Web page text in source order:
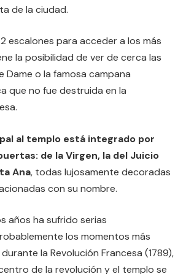
de la ciudad.
escalones para acceder a los más
la posibilidad de ver de cerca las
Dame o la famosa campana
que no fue destruida en la
al templo está integrado por
de la Virgen, la del Juicio
Ana, todas lujosamente decoradas
con su nombre.
años ha sufrido serias
los momentos más
la Revolución Francesa (1789),
de la revolución y el templo se